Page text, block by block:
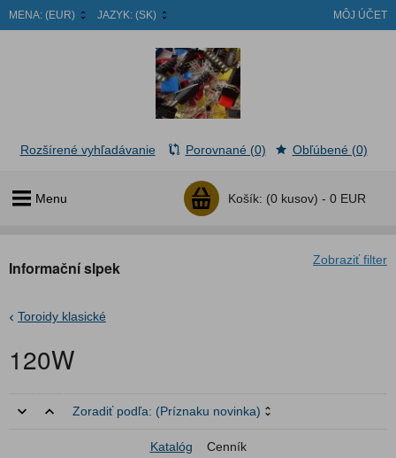
MENA: (EUR) JAZYK: (SK) MÔJ ÚČET
Menu Košík: (0 kusov) - 0 EUR
Rozšírené vyhľadávanie Porovnané (0) Obľúbené (0)
Zobraziť filter
Informační slpek
Toroidy klasické
120W
Zoradiť podľa: (Príznaku novinka)
Katalóg Cenník